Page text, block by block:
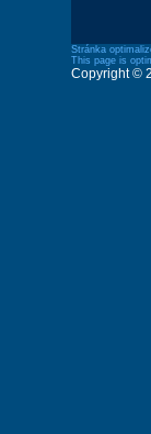
Stránka
This page is
Copyright ©